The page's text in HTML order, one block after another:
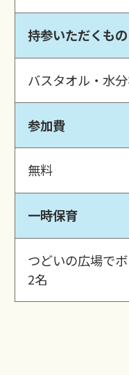
持参いただくもの
バスタオル・水
参加費
無料
一時保育
つどいの広場で
2名